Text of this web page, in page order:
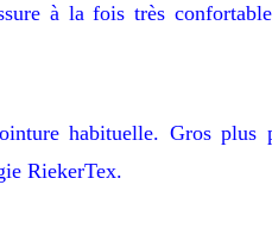
à la fois très
habituelle. Gros plus
RiekerTex.